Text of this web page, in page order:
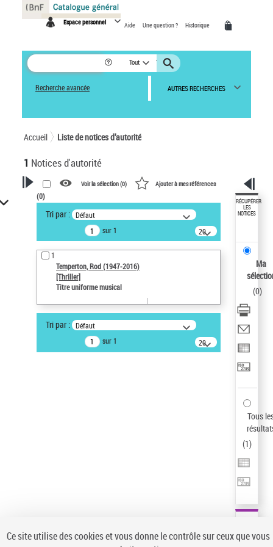
Espace personnel Aide Une question ? Historique
Tout
Recherche avancée AUTRES RECHERCHES
Accueil Liste de notices d’autorité
1 Notices d'autorité
VOTRE RECHERCHE
Recherche avancée dans les
notices d’autorité
Œuvres liées à l'auteur :
Temperton, Rod (1947-2016)
Type de notice d'autorité
Type de notice d'autorité
Voir la sélection (0) Ajouter à mes références
(0)
Tri par : Défaut
sur 1
20
résultats/page
1
Temperton, Rod (1947-2016)
[Thriller]
Titre uniforme musical
Tri par : Défaut
sur 1
20
résultats/page
RÉCUPÉRER
LES
NOTICES
Ma
(0)
Tous
(1)
Panneau de gestion des cookies
Ce site utilise des cookies et vous donne le contrôle sur ceux que vous